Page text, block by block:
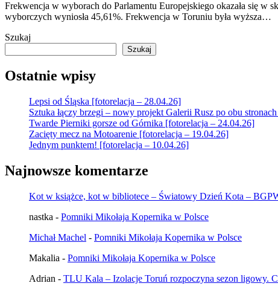
Frekwencja w wyborach do Parlamentu Europejskiego okazała się
wyborczych wyniosła 45,61%. Frekwencja w Toruniu była wyższa…
Szukaj
Szukaj
Ostatnie wpisy
Lepsi od Śląska [fotorelacja – 28.04.26]
Sztuka łączy brzegi – nowy projekt Galerii Rusz po obu
Twarde Pierniki gorsze od Górnika [fotorelacja – 24.04.26]
Zacięty mecz na Motoarenie [fotorelacja – 19.04.26]
Jednym punktem! [fotorelacja – 10.04.26]
Najnowsze komentarze
Kot w książce, kot w bibliotece – Światowy Dzień Kota –
nastka - Pomniki Mikołaja Kopernika w Polsce
Michał Machel - Pomniki Mikołaja Kopernika w Polsce
Makalia - Pomniki Mikołaja Kopernika w Polsce
Adrian - TLU Kala – Izolacje Toruń rozpoczyna sezon ligowy.